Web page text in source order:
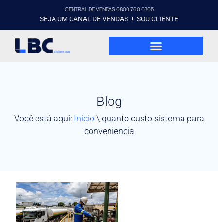
CENTRAL DE VENDAS 0800 760 0305
SEJA UM CANAL DE VENDAS SOU CLIENTE
Blog
Você está aqui: Início\ quanto custo sistema para
conveniencia